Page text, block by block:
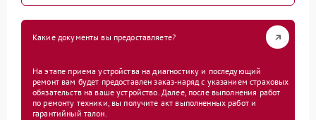
Какие документы вы предоставляете?
На этапе приема устройства на диагностику и последующий
ремонт вам будет предоставлен заказ-наряд с указанием страховых
обязательств на ваше устройство. Далее, после выполнения работ
по ремонту техники, вы получите акт выполненных работ и
гарантийный талон.